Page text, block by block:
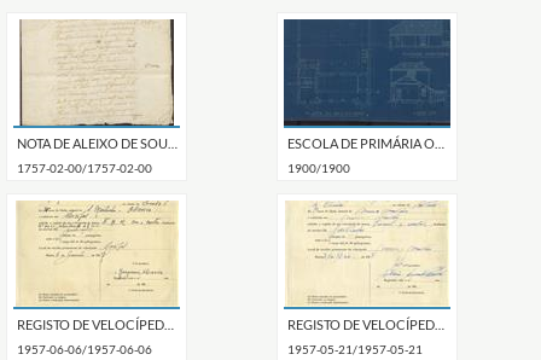
1757-02-00/1757-02-00 1900/1900
1957-06-06/1957-06-06 1957-05-21/1957-05-21